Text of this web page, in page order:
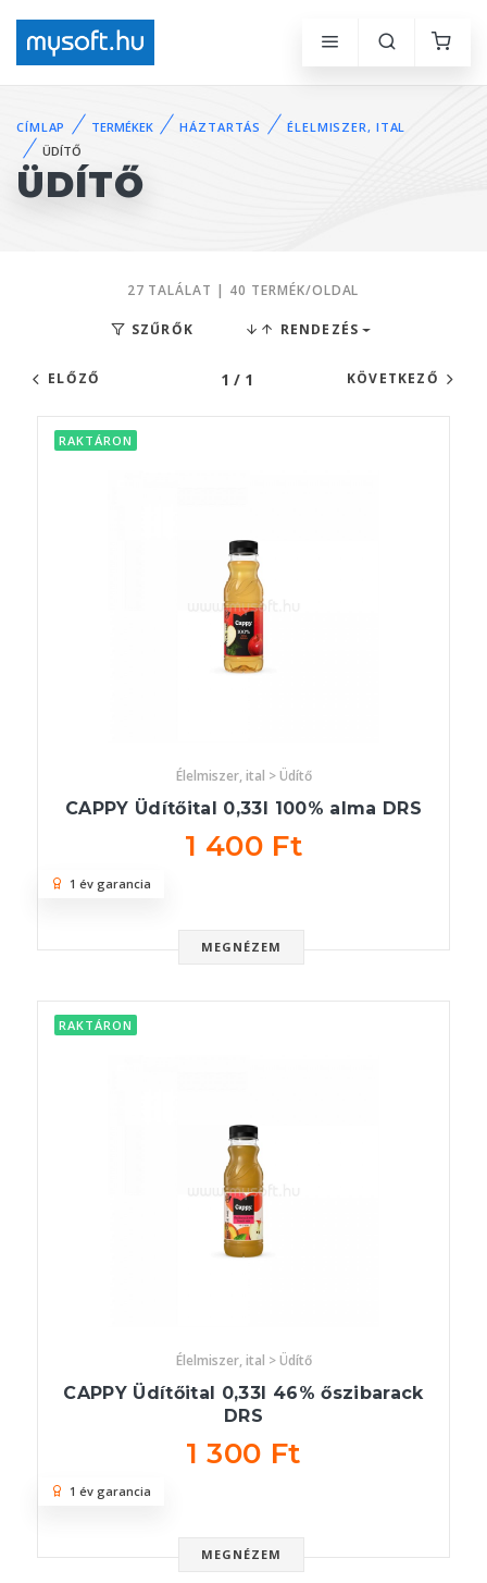
CÍMLAP TERMÉKEK HÁZTARTÁS
ÉLELMISZER, ITAL
ÜDÍTŐ
ÜDÍTŐ
27 TALÁLAT | 40 TERMÉK/OLDAL
SZŰRŐK RENDEZÉS
ELŐZŐ 1 / 1 KÖVETKEZŐ
RAKTÁRON
Élelmiszer, ital > Üdítő
CAPPY Üdítőital 0,33l 100% alma DRS
1 400 Ft
MEGNÉZEM
1 év garancia
RAKTÁRON
Élelmiszer, ital > Üdítő
CAPPY Üdítőital 0,33l 46% őszibarack
DRS
1 300 Ft
MEGNÉZEM
1 év garancia